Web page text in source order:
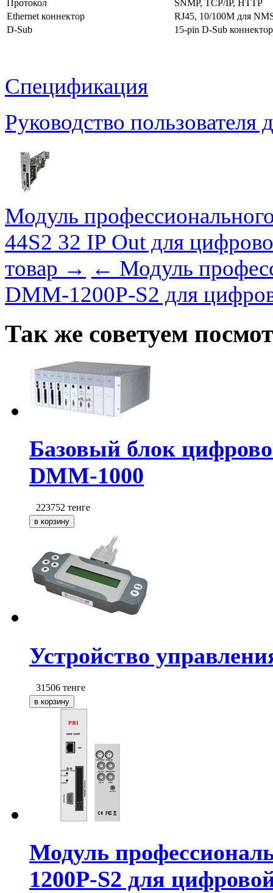
Протокол
SNMP, TCP/IP, HTTP
Ethernet коннектор
RJ45, 10/100M для
D-Sub
15-pin D-Sub
Спецификация
Руководство
Модуль
44S2 32 IP Out для
товар → ← Модуль
DMM-1200P-S2 для
Так же советуем
Базовый блок
DMM-1000
223752 тенге
Устройство
31506 тенге
Модуль
1200P-S2 для